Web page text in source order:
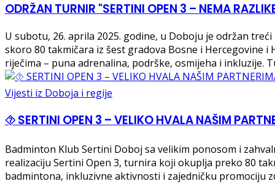
ODRŽAN TURNIR "SERTINI OPEN 3 – NEMA
U subotu, 26. aprila 2025. godine, u Doboju je održan
skoro 80 takmičara iz šest gradova Bosne i Hercegovine
riječima – puna adrenalina, podrške, osmijeha i inkluzije.
Vijesti iz Doboja i regije
⯑ SERTINI OPEN 3 – VELIKO HVALA NAŠIM
Badminton Klub Sertini Doboj sa velikim ponosom i
realizaciju Sertini Open 3, turnira koji okuplja preko 80
badmintona, inkluzivne aktivnosti i zajedničku promociju